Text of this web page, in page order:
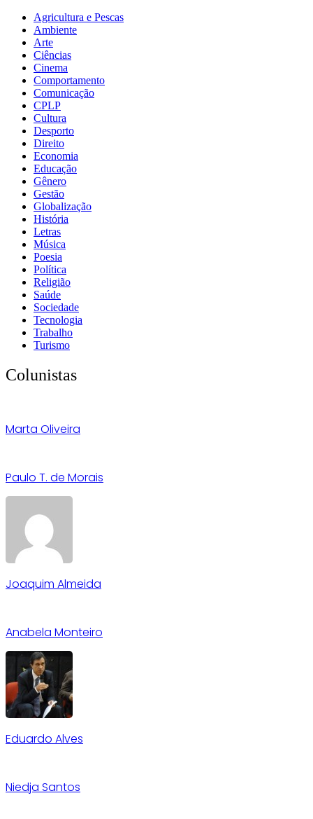
Agricultura e Pescas
Ambiente
Arte
Ciências
Cinema
Comportamento
Comunicação
CPLP
Cultura
Desporto
Direito
Economia
Educação
Gênero
Gestão
Globalização
História
Letras
Música
Poesia
Política
Religião
Saúde
Sociedade
Tecnologia
Trabalho
Turismo
Colunistas
Marta Oliveira
Paulo T. de Morais
Joaquim Almeida
Anabela Monteiro
Eduardo Alves
Niedja Santos